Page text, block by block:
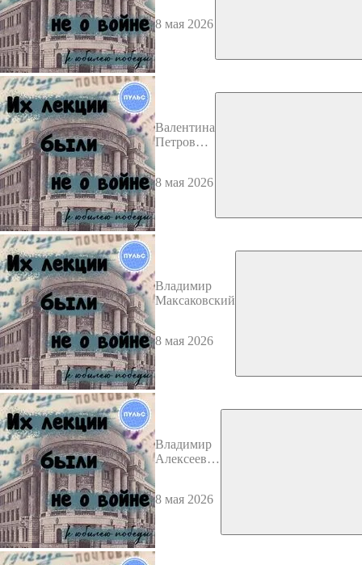
8 мая 2026
Валентина
Петровна
8 мая 2026
Владимир
Максаковский
8 мая 2026
Владимир
Алексеевич
8 мая 2026